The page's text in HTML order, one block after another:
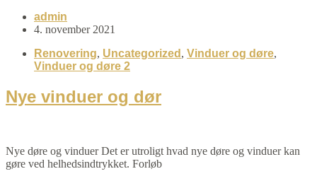
admin
4. november 2021
Renovering, Uncategorized , Vinduer og døre,
Vinduer og døre 2
Nye vinduer og dør
Nye døre og vinduer Det er utroligt hvad nye døre og vinduer kan
gøre ved helhedsindtrykket. Forløb